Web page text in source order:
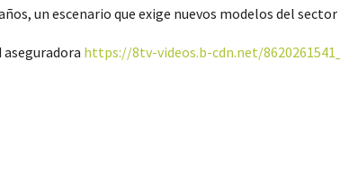
un escenario que exige nuevos modelos del
https://8tv-videos.b-cdn.net/